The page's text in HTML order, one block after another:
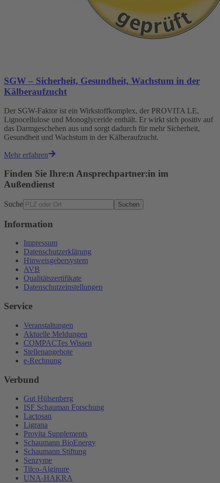
SGW – Sicherheit, Gesundheit, Wachstum in der
Kälberaufzucht
Der SGW-Faktor ist ein Wirkstoffkomplex, der PROVITA LE,
Lignocellulose und Monoglyceride enthält. Er wirkt sich positiv auf
das Darmgeschehen aus und sorgt dadurch für mehr Sicherheit,
Gesundheit und Wachstum in der Kälberaufzucht.
Mehr erfahren
Finden Sie Ihre:n Ansprechpartner:in im
Außendienst
Suche Suchen
Information
Impressum
Datenschutzerklärung
Hinweisgebersystem
AVB
Qualitätszertifikate
Datenschutzeinstellungen
Service
Veranstaltungen
Aktuelle Meldungen
COMPACTes Wissen
Stellenangebote
e-Rechnung
Verbund
Gut Hülsenberg
ISF Schauman Forschung
Lactosan
Ligrana
Provita Supplements
Schaumann BioEnergy
Schaumann Stiftung
Senzyme
Tilco-Alginure
UNA-HAKRA